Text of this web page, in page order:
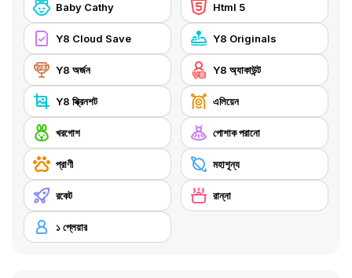
Baby Cathy Html 5
Y8 Cloud Save Y8 Originals
Y8 অর্জন Y8 অ্যাকাউন্ট
Y8 স্ক্রিনশট এলিয়েন
খরগোশ পোশাক পরানো
প্রাণী মহাশূন্য
রকেট রান্না
১ প্লেয়ার